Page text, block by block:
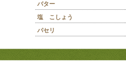
バター
塩 こしょう
パセリ